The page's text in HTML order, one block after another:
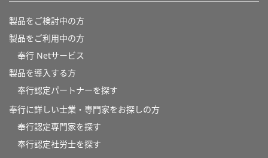
製品をご検討中の方
製品をご利用中の方
奉行 Netサービス
製品を導入する方
奉行認定パートナーを探す
奉行に詳しい士業・専門家をお探しの方
奉行認定専門家を探す
奉行認定社労士を探す